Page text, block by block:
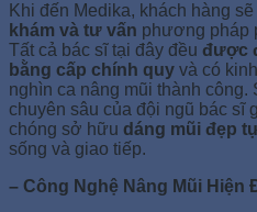
Khi đến Medika, khách hàng
khám và tư vấn phương pháp
Tất cả bác sĩ tại đây đều được
bằng cấp chính quy và có
nghìn ca nâng mũi thành công.
chuyên sâu của đội ngũ bác sĩ
chóng sở hữu dáng mũi đẹp
sống và giao tiếp.
– Công Nghệ Nâng Mũi Hiện